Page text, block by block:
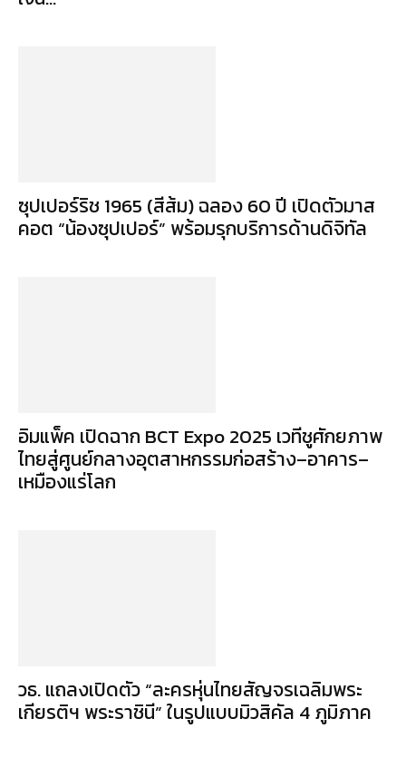
ซุปเปอร์ริช 1965 (สีส้ม) ฉลอง 60 ปี เปิดตัวมาส
คอต “น้องซุปเปอร์” พร้อมรุกบริการด้านดิจิทัล
อิมแพ็ค เปิดฉาก BCT Expo 2025 เวทีชูศักยภาพ
ไทยสู่ศูนย์กลางอุตสาหกรรมก่อสร้าง–อาคาร–
เหมืองแร่โลก
วธ. แถลงเปิดตัว “ละครหุ่นไทยสัญจรเฉลิมพระ
เกียรติฯ พระราชินี” ในรูปแบบมิวสิคัล 4 ภูมิภาค